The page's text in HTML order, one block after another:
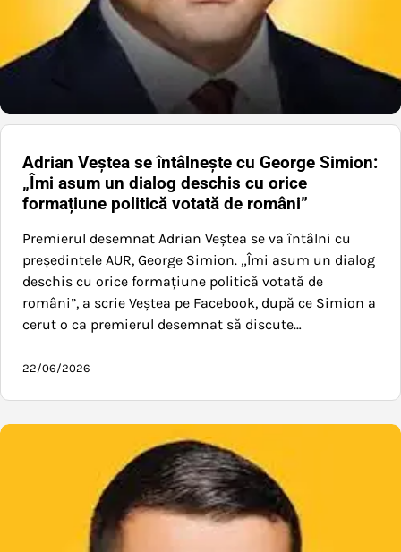
Adrian Veștea se întâlnește cu George Simion:
„Îmi asum un dialog deschis cu orice
formațiune politică votată de români”
Premierul desemnat Adrian Veștea se va întâlni cu
președintele AUR, George Simion. „Îmi asum un dialog
deschis cu orice formațiune politică votată de
români”, a scrie Veștea pe Facebook, după ce Simion a
cerut o ca premierul desemnat să discute…
22/06/2026